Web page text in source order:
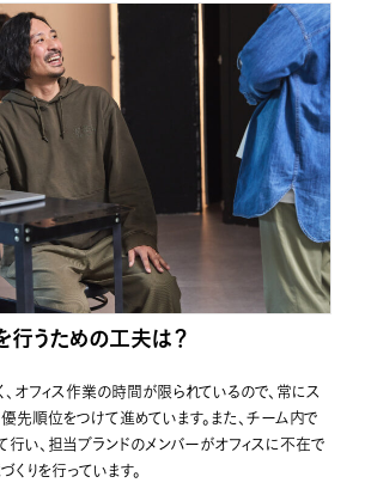
行うための工夫は？
オフィス作業の時間が限られているので、常にス
先順位をつけて進めています。また、チーム内で
い、担当ブランドのメンバーがオフィスに不在で
くりを行っています。